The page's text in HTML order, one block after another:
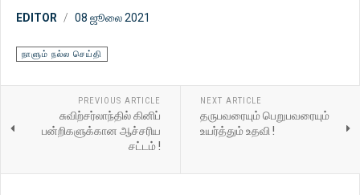
EDITOR 08 ஜூலை 2021
நாளும் நல்ல செய்தி
PREVIOUS ARTICLE
சுவிற்சர்லாந்தில் கினிப்
பன்றிகளுக்கான ஆச்சரிய
சட்டம் !
NEXT ARTICLE
தருபவரையும் பெறுபவரையும்
உயர்த்தும் உதவி !